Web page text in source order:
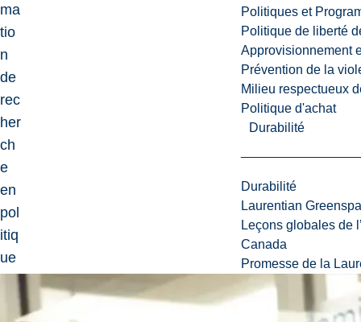
Politiques et
Politique de liberté
Approvisionnement
Prévention de la
Milieu respectueux
Politique d'achat
Durabilité
Durabilité
Laurentian
Leçons globales de
Canada
Promesse de la
ma
tio
n
de
rec
her
ch
e
en
pol
itiq
ue